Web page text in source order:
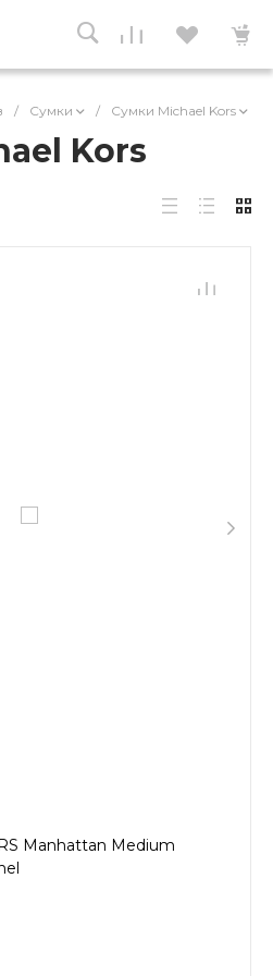
/ Сумки / Сумки Michael Kors
Kors
Manhattan Medium